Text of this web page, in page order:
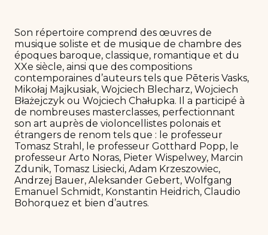
Son répertoire comprend des œuvres de
musique soliste et de musique de chambre des
époques baroque, classique, romantique et du
XXe siècle, ainsi que des compositions
contemporaines d’auteurs tels que Pēteris Vasks,
Mikołaj Majkusiak, Wojciech Blecharz, Wojciech
Błażejczyk ou Wojciech Chałupka. Il a participé à
de nombreuses masterclasses, perfectionnant
son art auprès de violoncellistes polonais et
étrangers de renom tels que : le professeur
Tomasz Strahl, le professeur Gotthard Popp, le
professeur Arto Noras, Pieter Wispelwey, Marcin
Zdunik, Tomasz Lisiecki, Adam Krzeszowiec,
Andrzej Bauer, Aleksander Gebert, Wolfgang
Emanuel Schmidt, Konstantin Heidrich, Claudio
Bohorquez et bien d’autres.